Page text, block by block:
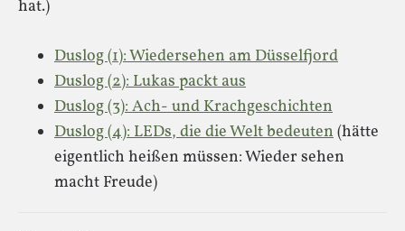
hat.)
Duslog (1): Wiedersehen am Düsselfjord
Duslog (2): Lukas packt aus
Duslog (3): Ach- und Krachgeschichten
Duslog (4): LEDs, die die Welt bedeuten(hätte
eigentlich heißen müssen: Wieder sehen
macht Freude)